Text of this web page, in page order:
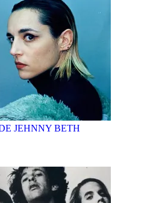
JEHNNY BETH